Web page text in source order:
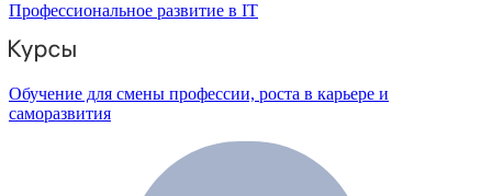
Профессиональное развитие в IT
Обучение для смены профессии, роста в карьере и
саморазвития